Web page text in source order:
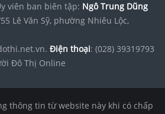
viên ban biên tập: Ngô Trung Dũng
Lê Văn Sỹ, phường Nhiêu Lộc,
Điện thoại: (028) 39319793
Đô Thị Online
thông tin từ website này khi có chấp